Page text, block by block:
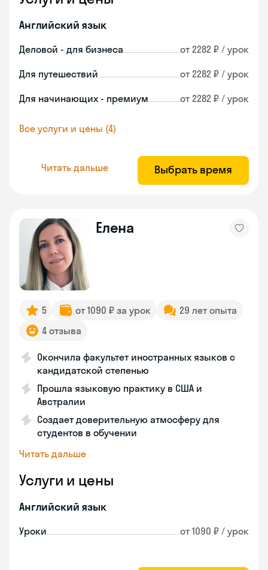
Английский язык
Деловой - для бизнеса от 2282 ₽ / урок
Для путешествий от 2282 ₽ / урок
Для начинающих - премиум от 2282 ₽ / урок
Все услуги и цены (4)
Читать дальше Выбрать время
Елена
5 от 1090 ₽ за урок
29 лет опыта
4 отзыва
Окончила факультет иностранных языков с
кандидатской степенью
Прошла языковую практику в США и
Австралии
Создает доверительную атмосферу для
студентов в обучении
Читать дальше
Услуги и цены
Английский язык
Уроки от 1090 ₽ / урок